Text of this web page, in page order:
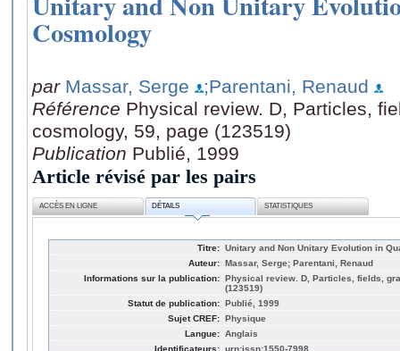
Cosmology
par Massar, Serge
;Parentani, Renaud
Référence Physical review. D, Particles,
cosmology, 59, page (123519)
Publication Publié, 1999
Article révisé par les pairs
ACCÈS EN LIGNE DÉTAILS STATISTIQUES
Titre: Unitary and Non Unitary Evolution in
Auteur: Massar, Serge; Parentani, Renaud
Informations sur la publication: Physical review. D, Particles, fields,
(123519)
Statut de publication: Publié, 1999
Sujet CREF: Physique
Langue: Anglais
Identificateurs: urn:issn:1550-7998